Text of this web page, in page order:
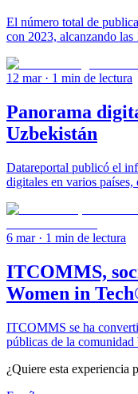
El número total de
con 2023, alcanzando
12 mar· 1 min de lectura
Panorama
Uzbekistán
Datareportal publicó el
digitales en varios
6 mar· 1 min de lectura
ITCOMMS,
Women in
ITCOMMS se ha
públicas de la
¿Quiere esta experiencia